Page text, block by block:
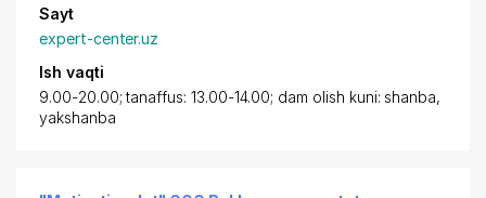
Sayt
expert-center.uz
Ish vaqti
9.00-20.00; tanaffus: 13.00-14.00; dam olish kuni: shanba,
yakshanba